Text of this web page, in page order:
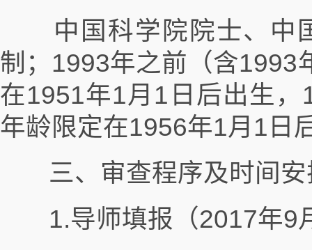
中国科学院院士、中
制；1993年之前（含1993
在1951年1月1日后出生
年龄限定在1956年1月1日
三、审查程序及时间安
1.导师填报（2017年9